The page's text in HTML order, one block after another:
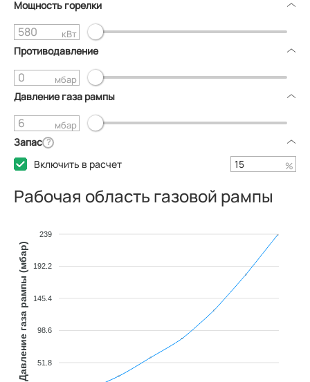
Рабочая область газовой рампы
239
192.2
145.4
98.6
51.8
Давление газа рампы (мбар)
Мощность горелки
кВт
Противодавление
мбар
Давление газа рампы
мбар
Запас ?
Включить в расчет %